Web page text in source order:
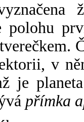
polohu
v
je
přímka